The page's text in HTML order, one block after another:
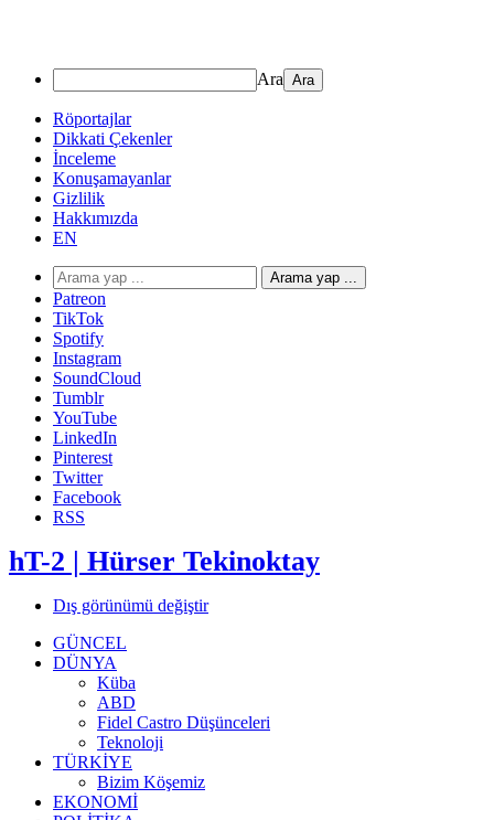
Ara
Röportajlar
Dikkati Çekenler
İnceleme
Konuşamayanlar
Gizlilik
Hakkımızda
EN
Arama yap ...
Patreon
TikTok
Spotify
Instagram
SoundCloud
Tumblr
YouTube
LinkedIn
Pinterest
Twitter
Facebook
RSS
hT-2 | Hürser Tekinoktay
Dış görünümü değiştir
GÜNCEL
DÜNYA
Küba
ABD
Fidel Castro Düşünceleri
Teknoloji
TÜRKİYE
Bizim Köşemiz
EKONOMİ